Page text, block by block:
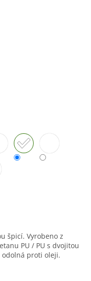
špicí. Vyrobeno z
PU / PU s dvojitou
proti oleji.